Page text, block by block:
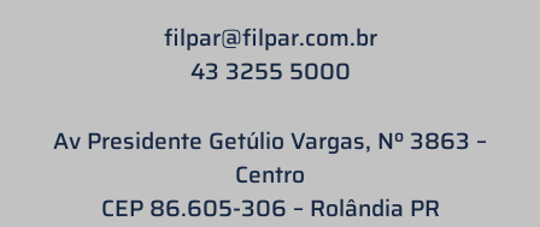
filpar@filpar.com.br
43 3255 5000
Av Presidente Getúlio Vargas, Nº 3863 –
Centro
CEP 86.605-306 – Rolândia PR